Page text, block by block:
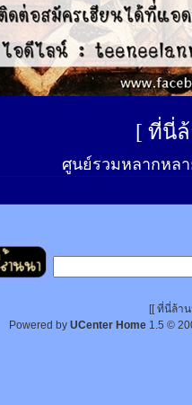
[ ที่นี่
ศูนย์รวมหลากหลา
[[ ที่นี่ล้า
Powered by UCenter Home 1.5 ©